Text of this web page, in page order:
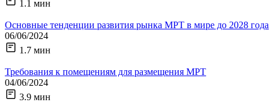
1.1 мин
Основные тенденции развития рынка МРТ в мире до 2028 года
06/06/2024
1.7 мин
Требования к помещениям для размещения МРТ
04/06/2024
3.9 мин